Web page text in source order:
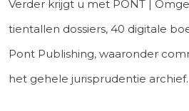
Verder krijgt u met PONT |
tientallen dossiers, 40 digitale
Pont Publishing, waaronder
het gehele jurisprudentie archief.